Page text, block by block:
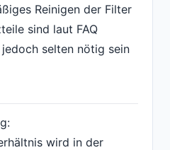
Reinigen der Filter
sind laut FAQ
selten nötig sein
wird in der